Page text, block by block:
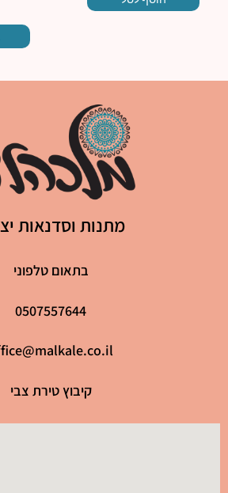
מתנות וסדנאות
בתאום טלפוני
0507557644
קיבוץ טירת צבי